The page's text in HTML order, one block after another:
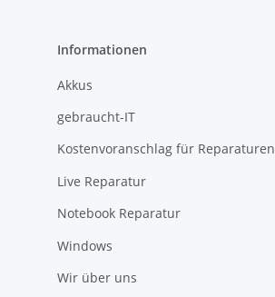
Informationen
Akkus
gebraucht-IT
Kostenvoranschlag für Reparaturen
Live Reparatur
Notebook Reparatur
Windows
Wir über uns